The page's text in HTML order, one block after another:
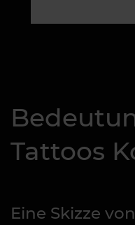
Tattoos
Eine Skizze